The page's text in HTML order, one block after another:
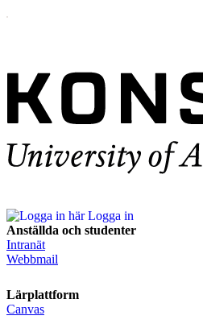
Logga in
Anställda och studenter
Intranät
Webbmail
Lärplattform
Canvas